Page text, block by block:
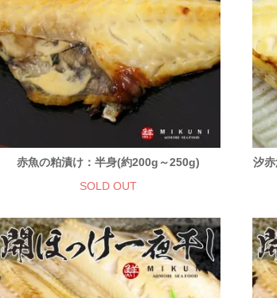
赤魚の粕漬け：半身(約200g～250g)
SOLD OUT
汐